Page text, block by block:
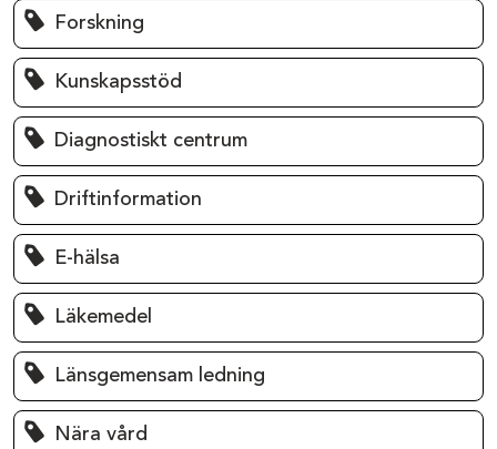
Forskning
Kunskapsstöd
Diagnostiskt centrum
Driftinformation
E-hälsa
Läkemedel
Länsgemensam ledning
Nära vård